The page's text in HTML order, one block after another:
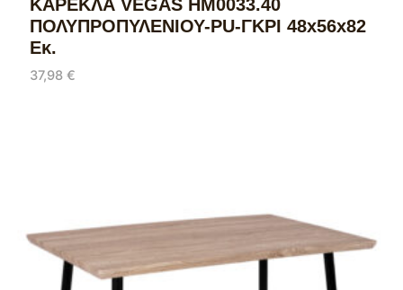
ΚΑΡΕΚΛΑ VEGAS HM0033.40
ΠΟΛΥΠΡΟΠΥΛΕΝΙΟΥ-PU-ΓΚΡΙ 48x56x82
Εκ.
37,98 €